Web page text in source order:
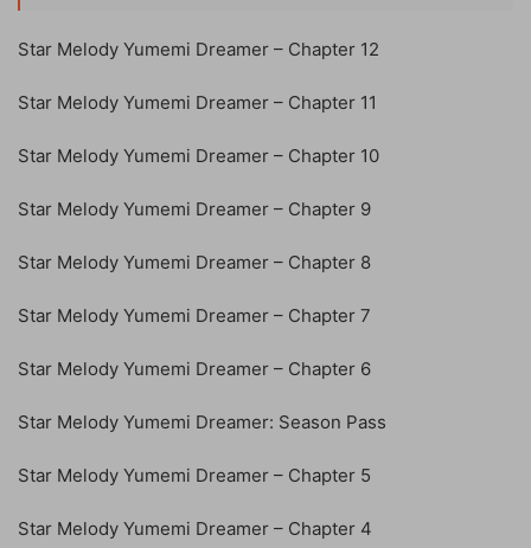
Star Melody Yumemi Dreamer – Chapter 12
Star Melody Yumemi Dreamer – Chapter 11
Star Melody Yumemi Dreamer – Chapter 10
Star Melody Yumemi Dreamer – Chapter 9
Star Melody Yumemi Dreamer – Chapter 8
Star Melody Yumemi Dreamer – Chapter 7
Star Melody Yumemi Dreamer – Chapter 6
Star Melody Yumemi Dreamer: Season Pass
Star Melody Yumemi Dreamer – Chapter 5
Star Melody Yumemi Dreamer – Chapter 4